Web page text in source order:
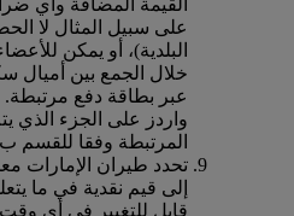
القيمة المضافة وأي
على سبيل المثال لا
البلدية)، أو يمكن
خلال الجمع بين أميال
عبر بطاقة دفع
واردز على الجزء الذي
المرتبطة وفقا للقسم
تحدد طيران الإمارات
إلى قيم نقدية في ما
قابل للتغيير في أي